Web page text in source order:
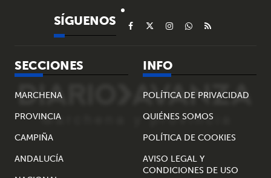
SÍGUENOS
SECCIONES
MARCHENA
PROVINCIA
CAMPIÑA
ANDALUCÍA
INFO
POLÍTICA DE PRIVACIDAD
QUIÉNES SOMOS
POLÍTICA DE COOKIES
AVISO LEGAL Y
CONDICIONES DE USO